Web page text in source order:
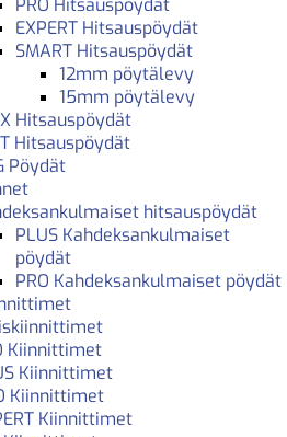
PRO Hitsauspöydät
EXPERT Hitsauspöydät
SMART Hitsauspöydät
12mm pöytälevy
15mm pöytälevy
Hitsauspöydät
Hitsauspöydät
Pöydät
hitsauspöydät
PLUS Kahdeksankulmaiset
pöydät
PRO Kahdeksankulmaiset pöydät
Kiinnittimet
Kiinnittimet
Kiinnittimet
Kiinnittimet